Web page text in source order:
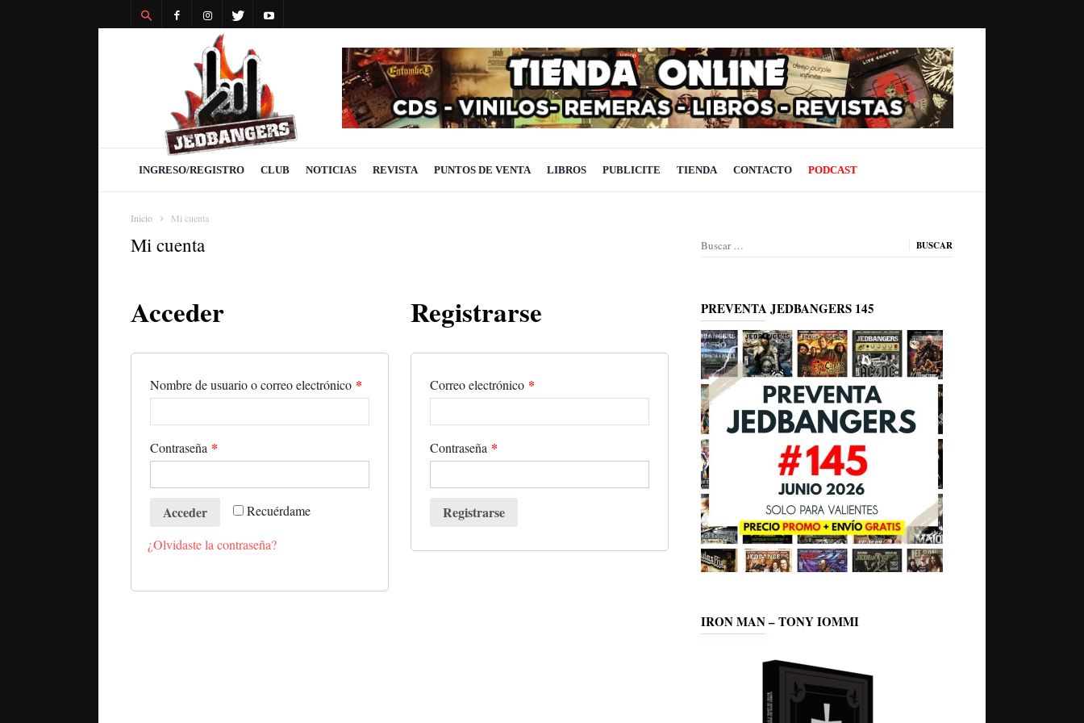
INGRESO/REGISTRO CLUB NOTICIAS REVISTA PUNTOS DE VENTA LIBROS PUBLICITE TIENDA CONTACTO PODCAST
Inicio Mi cuenta
Mi cuenta
Acceder
Nombre de usuario o correo electrónico *
Contraseña *
Recuérdame
Acceder
¿Olvidaste la contraseña?
Registrarse
Correo electrónico *
Contraseña *
Registrarse
Buscar:
PREVENTA JEDBANGERS 145
IRON MAN – TONY IOMMI